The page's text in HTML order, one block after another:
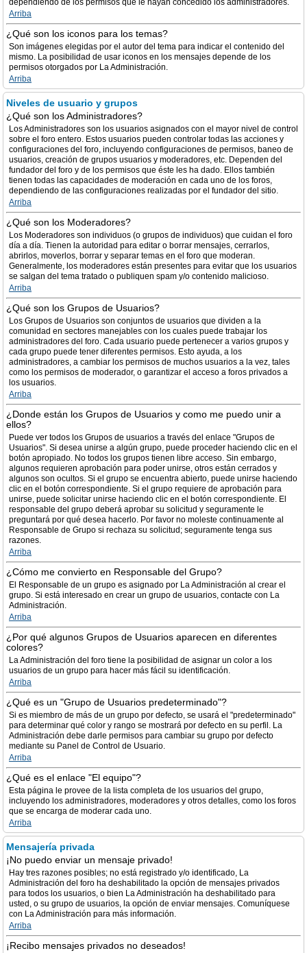
dependiendo de los permisos que le hayan concedido los administradores.
Arriba
¿Qué son los iconos para los temas?
Son imágenes elegidas por el autor del tema para indicar el contenido del
mismo. La posibilidad de usar iconos en los mensajes depende de los
permisos otorgados por La Administración.
Arriba
Niveles de usuario y grupos
¿Qué son los Administradores?
Los Administradores son los usuarios asignados con el mayor nivel de control
sobre el foro entero. Estos usuarios pueden controlar todas las acciones y
configuraciones del foro, incluyendo configuraciones de permisos, baneo de
usuarios, creación de grupos usuarios y moderadores, etc. Dependen del
fundador del foro y de los permisos que éste les ha dado. Ellos también
tienen todas las capacidades de moderación en cada uno de los foros,
dependiendo de las configuraciones realizadas por el fundador del sitio.
Arriba
¿Qué son los Moderadores?
Los Moderadores son individuos (o grupos de individuos) que cuidan el foro
día a día. Tienen la autoridad para editar o borrar mensajes, cerrarlos,
abrirlos, moverlos, borrar y separar temas en el foro que moderan.
Generalmente, los moderadores están presentes para evitar que los usuarios
se salgan del tema tratado o publiquen spam y/o contenido malicioso.
Arriba
¿Qué son los Grupos de Usuarios?
Los Grupos de Usuarios son conjuntos de usuarios que dividen a la
comunidad en sectores manejables con los cuales puede trabajar los
administradores del foro. Cada usuario puede pertenecer a varios grupos y
cada grupo puede tener diferentes permisos. Esto ayuda, a los
administradores, a cambiar los permisos de muchos usuarios a la vez, tales
como los permisos de moderador, o garantizar el acceso a foros privados a
los usuarios.
Arriba
¿Donde están los Grupos de Usuarios y como me puedo unir a
ellos?
Puede ver todos los Grupos de usuarios a través del enlace "Grupos de
Usuarios". Si desea unirse a algún grupo, puede proceder haciendo clic en el
botón apropiado. No todos los grupos tienen libre acceso. Sin embargo,
algunos requieren aprobación para poder unirse, otros están cerrados y
algunos son ocultos. Si el grupo se encuentra abierto, puede unirse haciendo
clic en el botón correspondiente. Si el grupo requiere de aprobación para
unirse, puede solicitar unirse haciendo clic en el botón correspondiente. El
responsable del grupo deberá aprobar su solicitud y seguramente le
preguntará por qué desea hacerlo. Por favor no moleste continuamente al
Responsable de Grupo si rechaza su solicitud; seguramente tenga sus
razones.
Arriba
¿Cómo me convierto en Responsable del Grupo?
El Responsable de un grupo es asignado por La Administración al crear el
grupo. Si está interesado en crear un grupo de usuarios, contacte con La
Administración.
Arriba
¿Por qué algunos Grupos de Usuarios aparecen en diferentes
colores?
La Administración del foro tiene la posibilidad de asignar un color a los
usuarios de un grupo para hacer más fácil su identificación.
Arriba
¿Qué es un "Grupo de Usuarios predeterminado"?
Si es miembro de más de un grupo por defecto, se usará el "predeterminado"
para determinar qué color y rango se mostrará por defecto en su perfil. La
Administración debe darle permisos para cambiar su grupo por defecto
mediante su Panel de Control de Usuario.
Arriba
¿Qué es el enlace "El equipo"?
Esta página le provee de la lista completa de los usuarios del grupo,
incluyendo los administradores, moderadores y otros detalles, como los foros
que se encarga de moderar cada uno.
Arriba
Mensajería privada
¡No puedo enviar un mensaje privado!
Hay tres razones posibles; no está registrado y/o identificado, La
Administración del foro ha deshabilitado la opción de mensajes privados
para todos los usuarios, o bien La Administración ha deshabilitado para
usted, o su grupo de usuarios, la opción de enviar mensajes. Comuníquese
con La Administración para más información.
Arriba
¡Recibo mensajes privados no deseados!